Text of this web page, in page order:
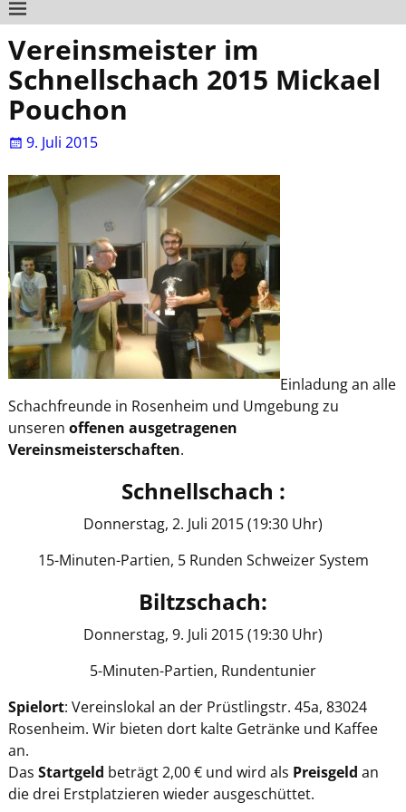
Vereinsmeister im
Schnellschach 2015 Mickael
Pouchon
9. Juli 2015
Einladung an alle
Schachfreunde in Rosenheim und Umgebung zu
unseren offenen ausgetragenen
Vereinsmeisterschaften.
Schnellschach :
Donnerstag, 2. Juli 2015 (19:30 Uhr)
15-Minuten-Partien, 5 Runden Schweizer System
Biltzschach:
Donnerstag, 9. Juli 2015 (19:30 Uhr)
5-Minuten-Partien, Rundentunier
Spielort: Vereinslokal an der Prüstlingstr. 45a, 83024
Rosenheim. Wir bieten dort kalte Getränke und Kaffee
an.
Das Startgeld beträgt 2,00 € und wird als Preisgeld an
die drei Erstplatzieren wieder ausgeschüttet.